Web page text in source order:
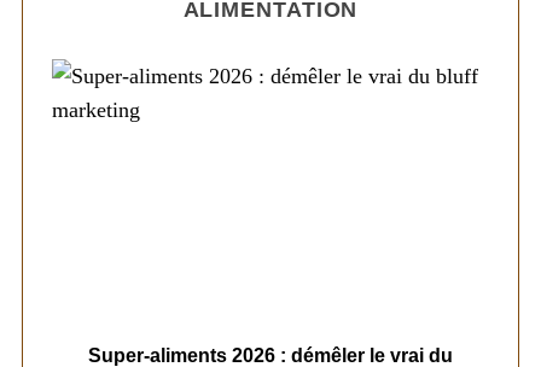
ALIMENTATION
Super-aliments 2026 : démêler le vrai du